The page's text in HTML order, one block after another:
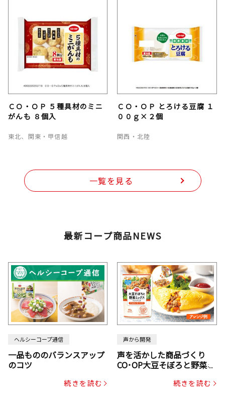
ＣＯ・ＯＰ ５種具材のミニ
がんも ８個入
東北、関東・甲信越
ＣＯ・ＯＰ とろける豆腐 １
００ｇ×２個
関西・北陸
一覧を見る
最新コープ商品NEWS
ヘルシーコープ通信
一品もののバランスアップ
のコツ
続きを読む
声から開発
声を活かした商品づくり
CO･OP大豆そぼろと野菜ミ
じん・コーン入り）続きを読む